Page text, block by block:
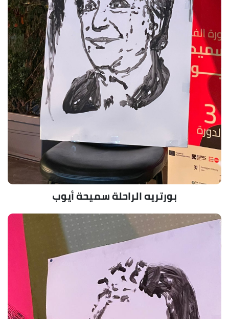
بورتريه الراحلة سميحة أيوب